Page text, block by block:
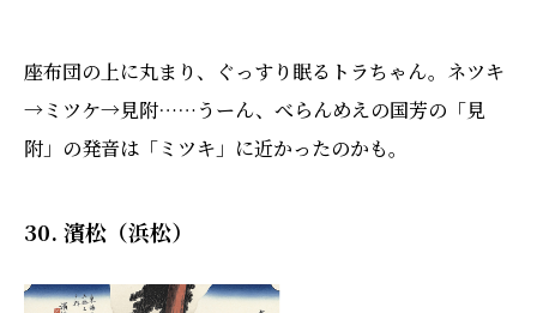
座布団の上に丸まり、ぐっすり眠るトラちゃん。ネツキ
→ミツケ→見附……うーん、べらんめえの国芳の「見
附」の発音は「ミツキ」に近かったのかも。
30. 濱松（浜松）